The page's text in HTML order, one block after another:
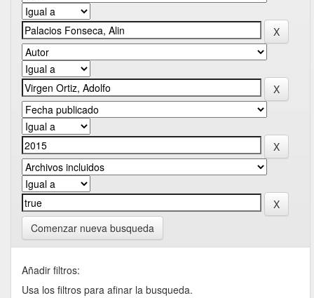
Comenzar nueva busqueda
Añadir filtros:
Usa los filtros para afinar la busqueda.